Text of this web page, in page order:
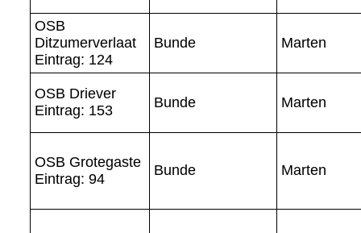
OSB
Ditzumerverlaat
Eintrag: 124
Bunde Marten
OSB Driever
Eintrag: 153
Bunde Marten
OSB Grotegaste
Eintrag: 94
Bunde Marten